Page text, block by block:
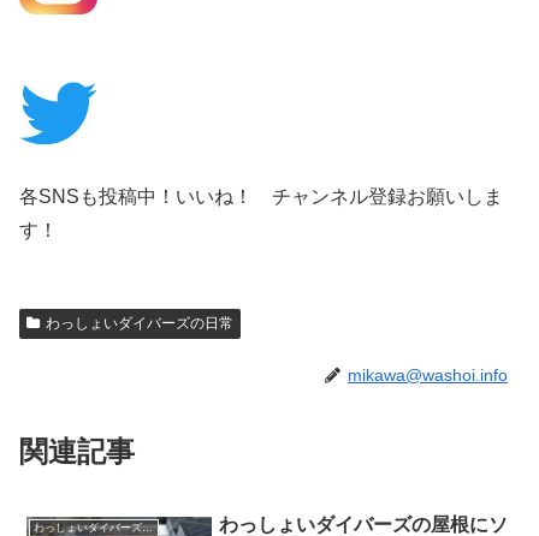
各SNSも投稿中！いいね！ チャンネル登録お願いしま
す！
わっしょいダイバーズの日常
mikawa@washoi.info
関連記事
わっしょいダイバーズの日常
わっしょいダイバーズの屋根にソ